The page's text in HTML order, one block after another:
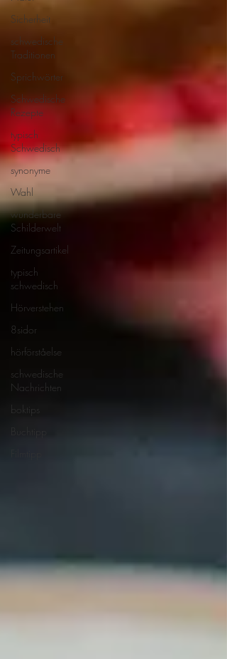
Sicherheit
schwedische
Traditionen
Sprichwörter
Schwedische
Rezepte
typisch
Schwedisch
synonyme
Wahl
wunderbare
Schilderwelt
Zeitungsartikel
typisch
schwedisch
Hörverstehen
8sidor
hörförståelse
schwedische
Nachrichten
boktips